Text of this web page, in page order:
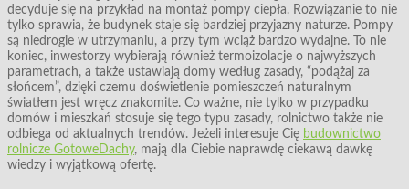
decyduje się na przykład na montaż pompy ciepła. Rozwiązanie to nie
tylko sprawia, że budynek staje się bardziej przyjazny naturze. Pompy
są niedrogie w utrzymaniu, a przy tym wciąż bardzo wydajne. To nie
koniec, inwestorzy wybierają również termoizolacje o najwyższych
parametrach, a także ustawiają domy według zasady, “podążaj za
słońcem”, dzięki czemu doświetlenie pomieszczeń naturalnym
światłem jest wręcz znakomite. Co ważne, nie tylko w przypadku
domów i mieszkań stosuje się tego typu zasady, rolnictwo także nie
odbiega od aktualnych trendów. Jeżeli interesuje Cię budownictwo
rolnicze GotoweDachy, mają dla Ciebie naprawdę ciekawą dawkę
wiedzy i wyjątkową ofertę.